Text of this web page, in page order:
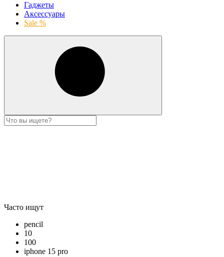
Гаджеты
Аксессуары
Sale %
Часто ищут
pencil
10
100
iphone 15 pro